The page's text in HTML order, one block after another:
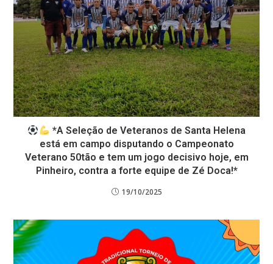
*A Seleção de Veteranos de Santa Helena
está em campo disputando o Campeonato
Veterano 50tão e tem um jogo decisivo hoje, em
Pinheiro, contra a forte equipe de Zé Doca!*
19/10/2025